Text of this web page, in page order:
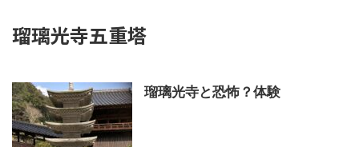
瑠璃光寺五重塔
瑠璃光寺と恐怖？体験